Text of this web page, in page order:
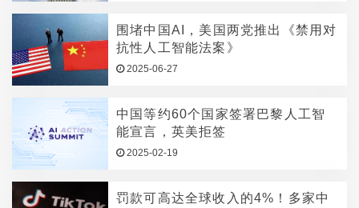
围堵中国AI，美国两党推出《禁用对
抗性人工智能法案》
2025-06-27
中国等约60个国家签署巴黎人工智
能宣言，英美拒签
2025-02-19
罚款可高达全球收入的4%！多家中